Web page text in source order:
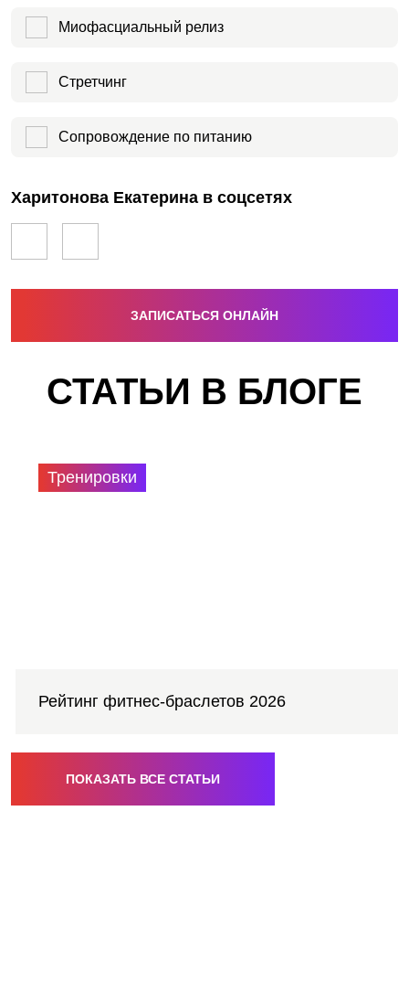
Миофасциальный релиз
Стретчинг
Сопровождение по питанию
Харитонова Екатерина в соцсетях
ЗАПИСАТЬСЯ ОНЛАЙН
СТАТЬИ В БЛОГЕ
Тренировки
Рейтинг фитнес-браслетов 2026
ПОКАЗАТЬ ВСЕ СТАТЬИ